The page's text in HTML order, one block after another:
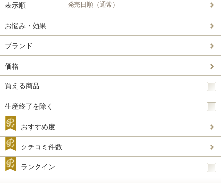
表示順 発売日順（通常）
お悩み・効果
ブランド
価格
買える商品
生産終了を除く
おすすめ度
クチコミ件数
ランクイン